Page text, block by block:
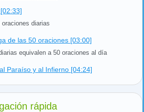
diarias
de las 50 oraciones [03:00]
equivalen a 50 oraciones al día
Paraíso y al Infierno [04:24]
rápida